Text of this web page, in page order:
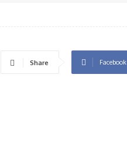
Share Facebook